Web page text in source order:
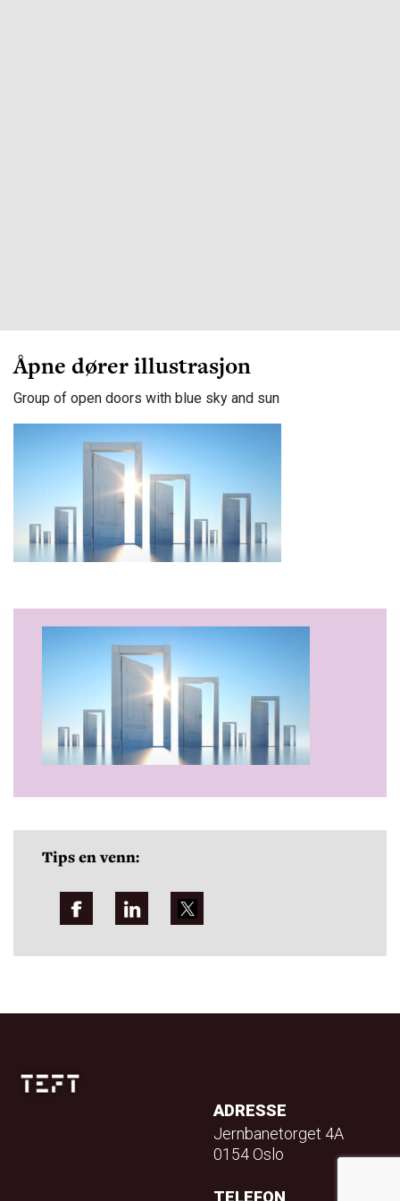
Åpne dører illustrasjon
Group of open doors with blue sky and sun
Tips en venn:
ADRESSE
Jernbanetorget 4A
0154 Oslo
TELEFON